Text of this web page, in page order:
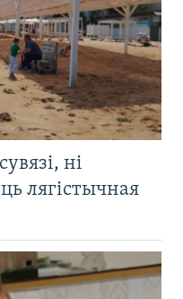
ні
лягістычная